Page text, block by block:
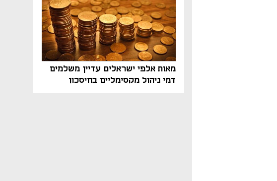
מאות אלפי ישראלים עדיין משלמים
דמי ניהול מקסימליים בחיסכון